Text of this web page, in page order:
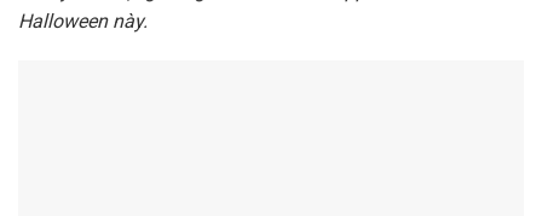
Halloween này.